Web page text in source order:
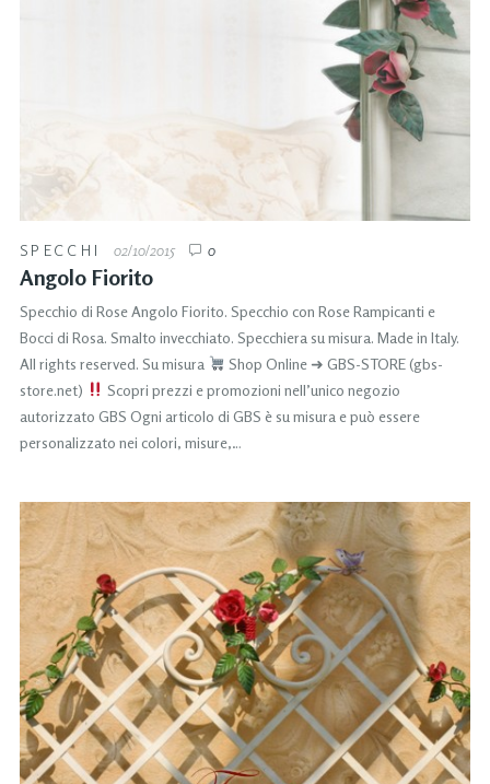
SPECCHI 02/10/2015 0
Angolo Fiorito
Specchio di Rose Angolo Fiorito. Specchio con Rose Rampicanti e
Bocci di Rosa. Smalto invecchiato. Specchiera su misura. Made in Italy.
All rights reserved. Su misura
Shop Online ➜ GBS-STORE (gbs-
store.net)
Scopri prezzi e promozioni nell’unico negozio
autorizzato GBS Ogni articolo di GBS è su misura e può essere
personalizzato nei colori, misure,…